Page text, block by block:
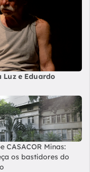
Luz e Eduardo
CASACOR Minas:
os bastidores do